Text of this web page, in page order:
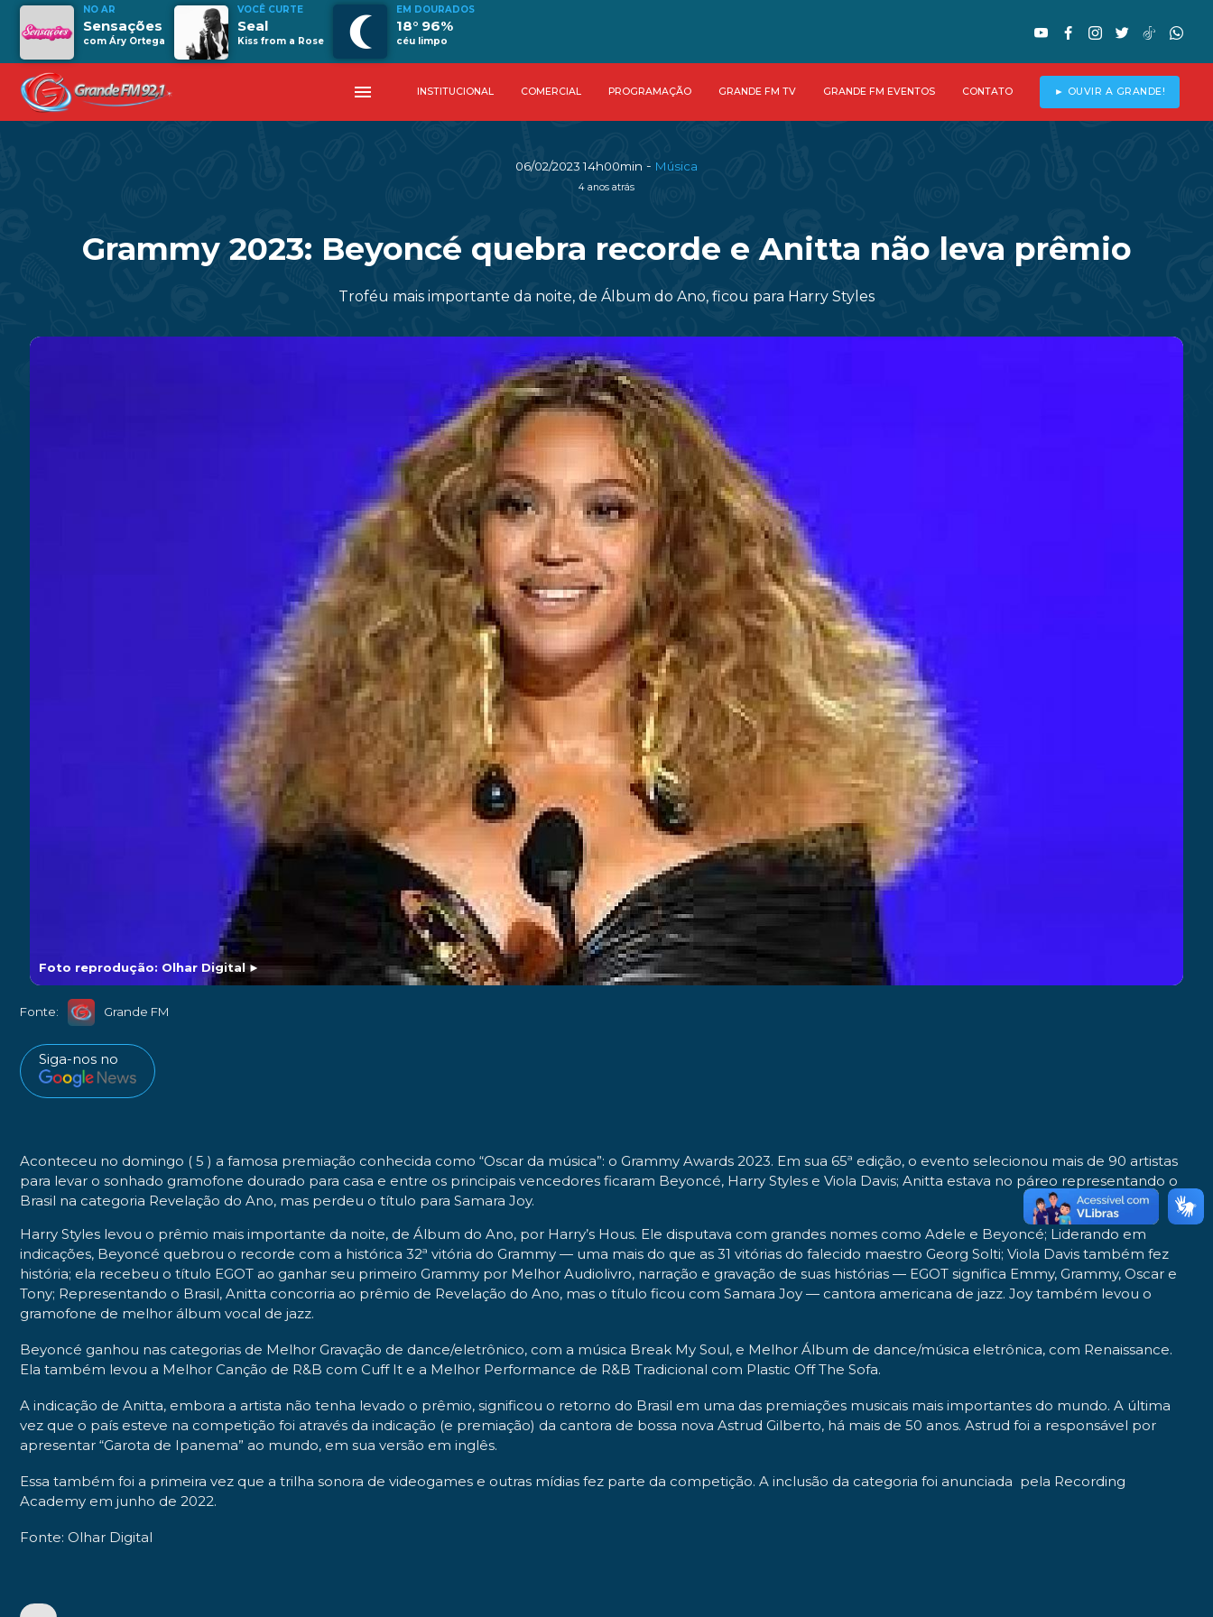
NO AR
Sensações
com Áry Ortega
VOCÊ CURTE
Seal
Kiss from a Rose
EM DOURADOS
18° 96%
céu limpo
menu INSTITUCIONAL COMERCIAL PROGRAMAÇÃO GRANDE FM TV GRANDE FM EVENTOS CONTATO ► OUVIR A GRANDE!
06/02/2023 14h00min - Música
4 anos atrás
Grammy 2023: Beyoncé quebra recorde e Anitta não leva prêmio
Troféu mais importante da noite, de Álbum do Ano, ficou para Harry Styles
Foto reprodução: Olhar Digital►
Fonte: Grande FM
Siga-nos no
Aconteceu no domingo ( 5 ) a famosa premiação conhecida como “Oscar da música”: o Grammy Awards 2023. Em sua 65ª edição, o evento selecionou mais de 90 artistas
para levar o sonhado gramofone dourado para casa e entre os principais vencedores ficaram Beyoncé, Harry Styles e Viola Davis; Anitta estava no páreo representando o
Brasil na categoria Revelação do Ano, mas perdeu o título para Samara Joy.
Harry Styles levou o prêmio mais importante da noite, de Álbum do Ano, por Harry’s Hous. Ele disputava com grandes nomes como Adele e Beyoncé; Liderando em
indicações, Beyoncé quebrou o recorde com a histórica 32ª vitória do Grammy — uma mais do que as 31 vitórias do falecido maestro Georg Solti; Viola Davis também fez
história; ela recebeu o título EGOT ao ganhar seu primeiro Grammy por Melhor Audiolivro, narração e gravação de suas histórias — EGOT significa Emmy, Grammy, Oscar e
Tony; Representando o Brasil, Anitta concorria ao prêmio de Revelação do Ano, mas o título ficou com Samara Joy — cantora americana de jazz. Joy também levou o
gramofone de melhor álbum vocal de jazz.
Beyoncé ganhou nas categorias de Melhor Gravação de dance/eletrônico, com a música Break My Soul, e Melhor Álbum de dance/música eletrônica, com Renaissance.
Ela também levou a Melhor Canção de R&B com Cuff It e a Melhor Performance de R&B Tradicional com Plastic Off The Sofa.
A indicação de Anitta, embora a artista não tenha levado o prêmio, significou o retorno do Brasil em uma das premiações musicais mais importantes do mundo. A última
vez que o país esteve na competição foi através da indicação (e premiação) da cantora de bossa nova Astrud Gilberto, há mais de 50 anos. Astrud foi a responsável por
apresentar “Garota de Ipanema” ao mundo, em sua versão em inglês.
Essa também foi a primeira vez que a trilha sonora de videogames e outras mídias fez parte da competição. A inclusão da categoria foi anunciada pela Recording
Academy em junho de 2022.
Fonte: Olhar Digital